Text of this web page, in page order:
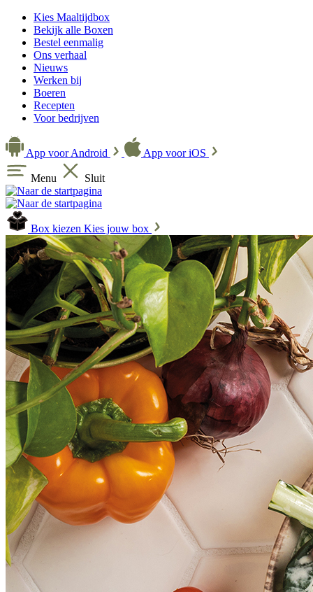
Kies Maaltijdbox
Bekijk alle Boxen
Bestel eenmalig
Ons verhaal
Nieuws
Werken bij
Boeren
Recepten
Voor bedrijven
App voor Android App voor iOS
Menu Sluit
Box kiezen Kies jouw box